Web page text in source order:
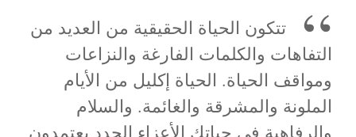
تتكون الحياة الحقيقية من العديد من
التفاهات والكلمات الفارغة والنزاعات
ومواقف الحياة. الحياة إكليل من الأيام
الملونة والمشرقة والغائمة. والسلام
والرفاهية في حياتك الأعزاء الجدد يعتمدون